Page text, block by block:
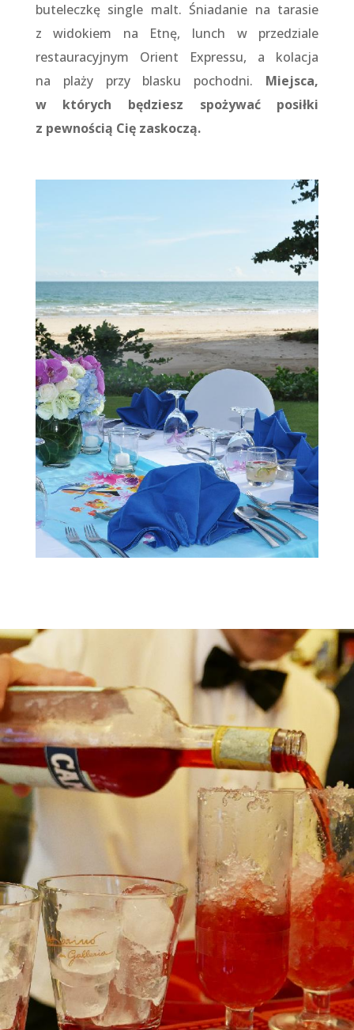
buteleczkę single malt. Śniadanie na tarasie
z widokiem na Etnę, lunch w przedziale
restauracyjnym Orient Expressu, a kolacja
na plaży przy blasku pochodni. Miejsca,
w których będziesz spożywać posiłki
z pewnością Cię zaskoczą.